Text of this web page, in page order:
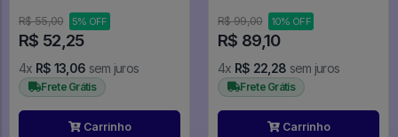
R$ 55,00 5% OFF
R$ 52,25
4x R$ 13,06 sem juros
Frete Grátis
Carrinho
2.0
R$ 99,00 10% OFF
R$ 89,10
4x R$ 22,28 sem juros
Frete Grátis
Carrinho